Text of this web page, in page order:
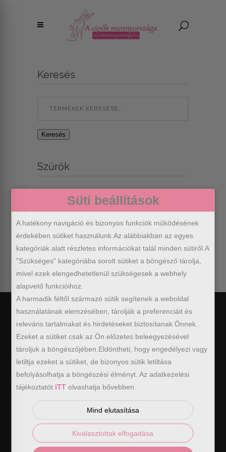
Keresés
Keresés
Szűrők
Egy termék se felelt meg a
keresésnek.
Hasznos információk
ÁSZF
ELÁLLÁS A SZERZŐDÉSTŐL
Majd legközelebb, most nem érek rá.
5% KEDVEZMÉNY
7% KEDVEZMÉNY
MAJD LEGKÖZELEBB!
10% KEDVEZMÉNY
A MACSKA RÚGJA MEG...
C
S
A
K
E
G
Y
K
I
C
S
I
N
MÚ
L
O
T
T
15% KEDVEZMÉNY
HOLNAP PRÓBÁLD
ÚJRA!20% KEDVEZMÉNY
MA NINCS SZERENCSÉD1% KEDVEZMÉNY
PÖRGESS ÉS NYERJ!!
SZERENCSÉT PRÓBÁLOK!
Szabályok:
Süti beállítások
A hatékony navigáció és bizonyos funkciók működésének
érdekében sütiket használunk.Az alábbiakban az egyes
kategóriák alatt részletes információkat talál minden sütiről.A
"Szükséges" kategóriába sorolt sütiket a böngésző tárolja,
mivel ezek elengedhetetlenül szükségesek a webhely
alapvető funkcióihoz.
A harmadik féltől származó sütik segítenek a weboldal
használatának elemzésében, tárolják a preferenciáit és
releváns tartalmakat és hirdetéseket biztosítanak Önnek.
Ezeket a sütiket csak az Ön előzetes beleegyezésével
tároljuk a böngészőjében.Eldöntheti, hogy engedélyezi vagy
letiltja ezeket a sütiket, de bizonyos sütik letiltása
befolyásolhatja a böngészési élményt. Az adatkezelési
tájékoztatót ITT olvashatja bővebben.
Mind elutasítása
Kiválasztottak elfogadása